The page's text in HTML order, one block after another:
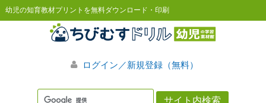
幼児の知育教材プリントを無料ダウンロード・印刷
ログイン／新規登録（無料）